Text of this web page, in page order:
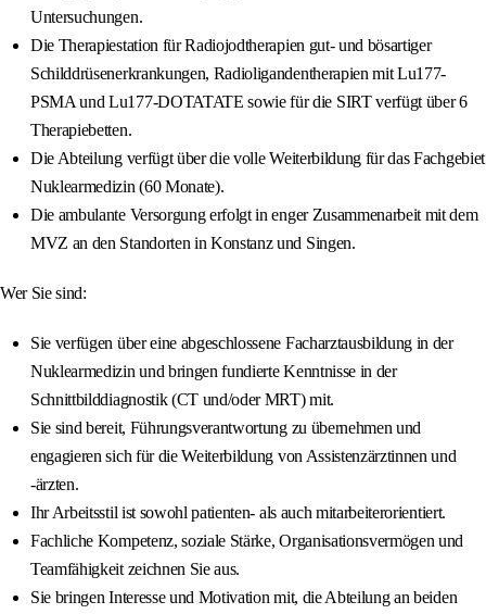
Untersuchungen.
Die Therapiestation für Radiojodtherapien gut- und bösartiger
Schilddrüsenerkrankungen, Radioligandentherapien mit Lu177-
PSMA und Lu177-DOTATATE sowie für die SIRT verfügt über 6
Therapiebetten.
Die Abteilung verfügt über die volle Weiterbildung für das Fachgebiet
Nuklearmedizin (60 Monate).
Die ambulante Versorgung erfolgt in enger Zusammenarbeit mit dem
MVZ an den Standorten in Konstanz und Singen.
Wer Sie sind:
Sie verfügen über eine abgeschlossene Facharztausbildung in der
Nuklearmedizin und bringen fundierte Kenntnisse in der
Schnittbilddiagnostik (CT und/oder MRT) mit.
Sie sind bereit, Führungsverantwortung zu übernehmen und
engagieren sich für die Weiterbildung von Assistenzärztinnen und
-ärzten.
Ihr Arbeitsstil ist sowohl patienten- als auch mitarbeiterorientiert.
Fachliche Kompetenz, soziale Stärke, Organisationsvermögen und
Teamfähigkeit zeichnen Sie aus.
Sie bringen Interesse und Motivation mit, die Abteilung an beiden